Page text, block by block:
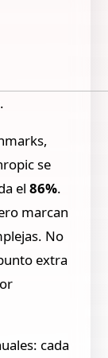
se
el86%.
marcan
No
extra
cada